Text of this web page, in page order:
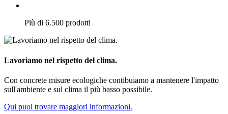
Più di 6.500 prodotti
Lavoriamo nel rispetto del clima.
Con concrete misure ecologiche contibuiamo a mantenere l'impatto
sull'ambiente e sul clima il più basso possibile.
Qui puoi trovare maggiori informazioni.